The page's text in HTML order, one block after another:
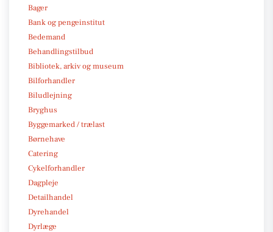
Bager
Bank og pengeinstitut
Bedemand
Behandlingstilbud
Bibliotek, arkiv og museum
Bilforhandler
Biludlejning
Bryghus
Byggemarked / trælast
Børnehave
Catering
Cykelforhandler
Dagpleje
Detailhandel
Dyrehandel
Dyrlæge